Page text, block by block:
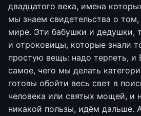
двадцатого века, имена
мы знаем свидетельства о
мире. Эти бабушки и дедушки,
и отроковицы, которые знали
простую вещь: надо терпеть, и
самое, чего мы делать
готовы обойти весь свет в
человека или святых мощей, и
никакой пользы, идём дальше.